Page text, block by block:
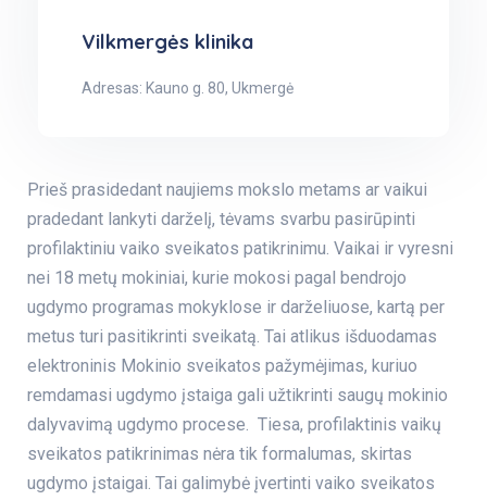
Vilkmergės klinika
Adresas: Kauno g. 80, Ukmergė
Prieš prasidedant naujiems mokslo metams ar vaikui
pradedant lankyti darželį, tėvams svarbu pasirūpinti
profilaktiniu vaiko sveikatos patikrinimu. Vaikai ir vyresni
nei 18 metų mokiniai, kurie mokosi pagal bendrojo
ugdymo programas mokyklose ir darželiuose, kartą per
metus turi pasitikrinti sveikatą. Tai atlikus išduodamas
elektroninis Mokinio sveikatos pažymėjimas, kuriuo
remdamasi ugdymo įstaiga gali užtikrinti saugų mokinio
dalyvavimą ugdymo procese. Tiesa, profilaktinis vaikų
sveikatos patikrinimas nėra tik formalumas, skirtas
ugdymo įstaigai. Tai galimybė įvertinti vaiko sveikatos